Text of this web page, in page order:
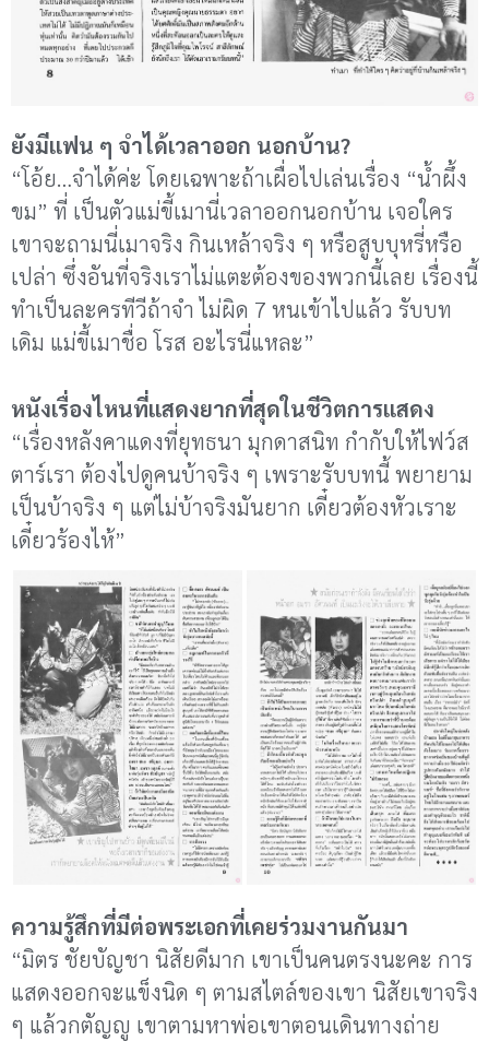
ยังมีแฟน ๆ จำได้เวลาออก นอกบ้าน?
“โอ้ย…จำได้ค่ะ โดยเฉพาะถ้าเผื่อไปเล่นเรื่อง “น้ำผึ้ง
ขม” ที่ เป็นตัวแม่ขี้เมานี่เวลาออกนอกบ้าน เจอใคร
เขาจะถามนี่เมาจริง กินเหล้าจริง ๆ หรือสูบบุหรี่หรือ
เปล่า ซึ่งอันที่จริงเราไม่แตะต้องของพวกนี้เลย เรื่องนี้
ทำเป็นละครทีวีถ้าจำ ไม่ผิด 7 หนเข้าไปแล้ว รับบท
เดิม แม่ขี้เมาชื่อ โรส อะไรนี่แหละ”
หนังเรื่องไหนที่แสดงยากที่สุดในชีวิตการแสดง
“เรื่องหลังคาแดงที่ยุทธนา มุกดาสนิท กำกับให้ไฟว์ส
ตาร์เรา ต้องไปดูคนบ้าจริง ๆ เพราะรับบทนี้ พยายาม
เป็นบ้าจริง ๆ แต่ไม่บ้าจริงมันยาก เดี๋ยวต้องหัวเราะ
เดี๋ยวร้องไห้”
ความรู้สึกที่มีต่อพระเอกที่เคยร่วมงานกันมา
“มิตร ชัยบัญชา นิสัยดีมาก เขาเป็นคนตรงนะคะ การ
แสดงออกจะแข็งนิด ๆ ตามสไตล์ของเขา นิสัยเขาจริง
ๆ แล้วกตัญญู เขาตามหาพ่อเขาตอนเดินทางถ่าย